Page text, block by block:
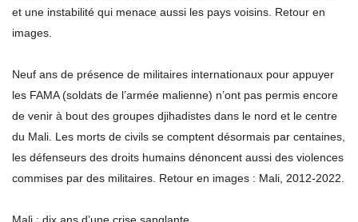
et une instabilité qui menace aussi les pays voisins. Retour en
images.
Neuf ans de présence de militaires internationaux pour appuyer
les FAMA (soldats de l’armée malienne) n’ont pas permis encore
de venir à bout des groupes djihadistes dans le nord et le centre
du Mali. Les morts de civils se comptent désormais par centaines,
les défenseurs des droits humains dénoncent aussi des violences
commises par des militaires. Retour en images : Mali, 2012-2022.